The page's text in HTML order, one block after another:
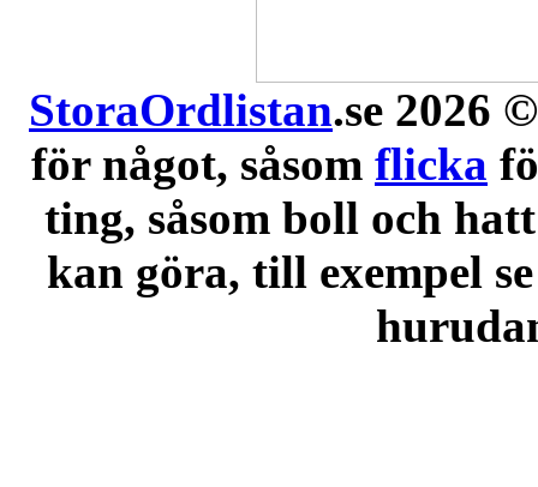
StoraOrdlistan.se 2026
för något, såsom flicka
ting, såsom boll och
kan göra, till exempel